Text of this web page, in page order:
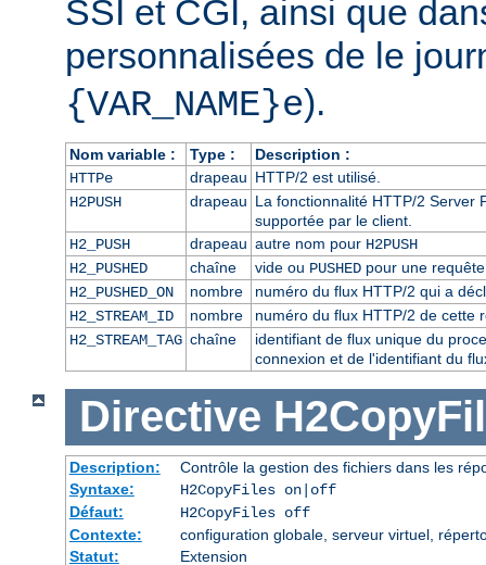
SSI et CGI, ainsi que
personnalisées de le
{VAR_NAME}e).
Nom variable : Type :
Description :
HTTPe
drapeau HTTP/2 est utilisé.
H2PUSH
drapeau La fonctionnalité HTTP/2 Server
supportée par le client.
H2_PUSH
drapeau autre nom pour H2PUSH
H2_PUSHED
chaîne vide ou PUSHEDpour une
H2_PUSHED_ON
nombre
numéro du flux HTTP/2 qui a
H2_STREAM_ID
nombre
numéro du flux HTTP/2 de cette
H2_STREAM_TAG chaîne
identifiant de flux unique du
connexion et de l'identifiant du
Directive
Description:
Contrôle la gestion des fichiers dans les
Syntaxe:
H2CopyFiles on|off
Défaut:
H2CopyFiles off
Contexte:
configuration globale, serveur virtuel,
Statut:
Extension